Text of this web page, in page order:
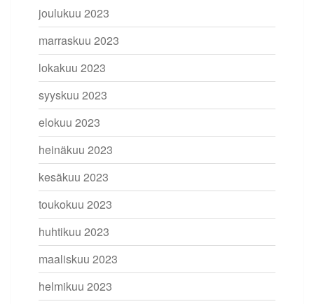
joulukuu 2023
marraskuu 2023
lokakuu 2023
syyskuu 2023
elokuu 2023
heinäkuu 2023
kesäkuu 2023
toukokuu 2023
huhtikuu 2023
maaliskuu 2023
helmikuu 2023